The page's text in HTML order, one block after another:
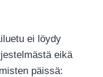
ei löydy
eikä
päissä: